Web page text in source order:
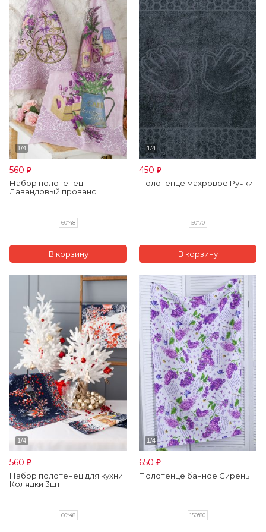
560 ₽
Набор полотенец
Лавандовый прованс
60*48
450 ₽
Полотенце махровое Ручки
50*70
560 ₽
Набор полотенец для кухни
Колядки 3шт
60*48
650 ₽
Полотенце банное Сирень
150*80